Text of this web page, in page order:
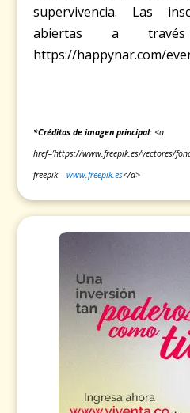
supervivencia. Las
abiertas a
https://happynar.com/
*Créditos de imagen principal:<a
href=’https://www.freepik.es/vectores/
freepik –www.freepik.es</a>